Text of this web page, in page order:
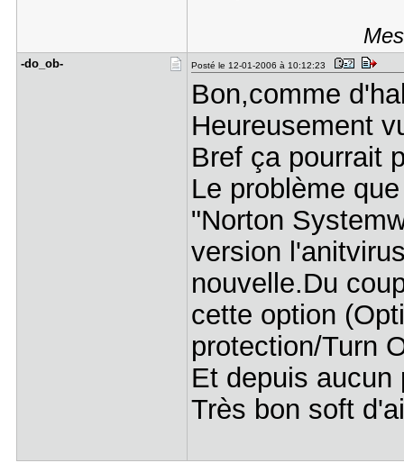
-do_ob- Posté le 12-01-2006 à 10:12:23
Bon,comme
Heureusement
Bref ça pourrait
Le problème
"Norton
version
nouvelle.Du
cette option
protection/Turn
Et depuis aucun
Très bon soft